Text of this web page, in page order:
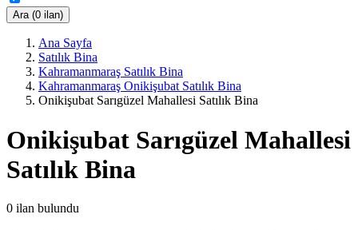
Ara (0 ilan)
Ana Sayfa
Satılık Bina
Kahramanmaraş Satılık Bina
Kahramanmaraş Onikişubat Satılık Bina
Onikişubat Sarıgüzel Mahallesi Satılık Bina
Onikişubat Sarıgüzel Mahallesi
Satılık Bina
0 ilan bulundu